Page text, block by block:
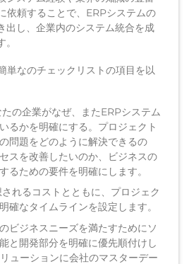
依頼することで、ERPシステムの
出し、企業内のシステム統合を成
単なのチェックリストの項目を以
の企業がなぜ、またERPシステム
るかを明確にする。プロジェクト
問題をどのように解決できるの
スを改善したいのか、ビジネスの
るための要件を明確にします。
されるコストとともに、プロジェク
確なタイムラインを設定します。
ビジネスニーズを満たすためにソ
と開発部分を明確に優先順付けし
ューションに会社のマスターデー